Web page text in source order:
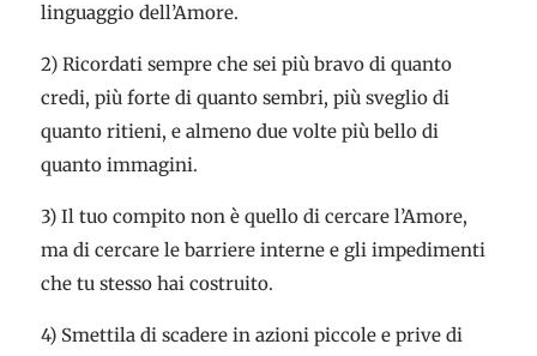
linguaggio dell’Amore.
2) Ricordati sempre che sei più bravo di quanto
credi, più forte di quanto sembri, più sveglio di
quanto ritieni, e almeno due volte più bello di
quanto immagini.
3) Il tuo compito non è quello di cercare l’Amore,
ma di cercare le barriere interne e gli impedimenti
che tu stesso hai costruito.
4) Smettila di scadere in azioni piccole e prive di